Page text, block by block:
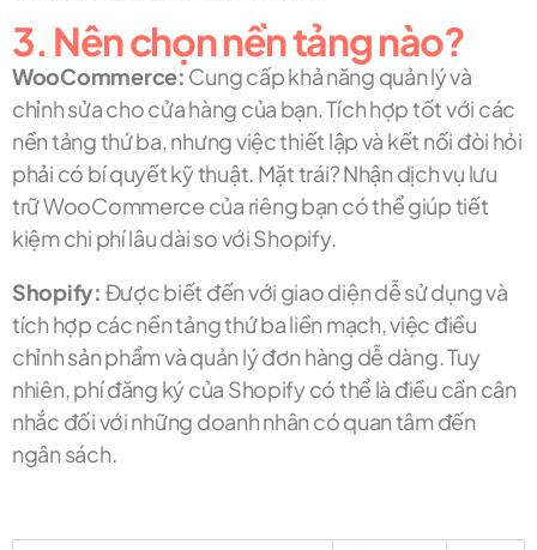
3. Nên chọn nền tảng nào?
WooCommerce: Cung cấp khả năng quản lý và
chỉnh sửa cho cửa hàng của bạn. Tích hợp tốt với các
nền tảng thứ ba, nhưng việc thiết lập và kết nối đòi hỏi
phải có bí quyết kỹ thuật. Mặt trái? Nhận dịch vụ lưu
trữ WooCommerce của riêng bạn có thể giúp tiết
kiệm chi phí lâu dài so với Shopify.
Shopify: Được biết đến với giao diện dễ sử dụng và
tích hợp các nền tảng thứ ba liền mạch, việc điều
chỉnh sản phẩm và quản lý đơn hàng dễ dàng. Tuy
nhiên, phí đăng ký của Shopify có thể là điều cần cân
nhắc đối với những doanh nhân có quan tâm đến
ngân sách.